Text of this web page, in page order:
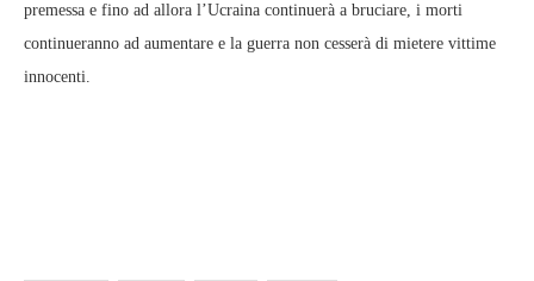
premessa e fino ad allora l’Ucraina continuerà a bruciare, i morti
continueranno ad aumentare e la guerra non cesserà di mietere vittime
innocenti.